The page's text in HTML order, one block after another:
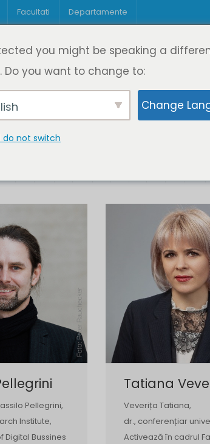
Facultati Departamente
Despre DeL
Cine suntem
Educație
Oferta de cursuri
Pellegrini,
Institute,
Digital Bussines
Tatiana
Veverița Tatiana,
dr., conferențiar
Activează în cadrul
you might be speaking a
Do you want to change to:
Change
do not switch